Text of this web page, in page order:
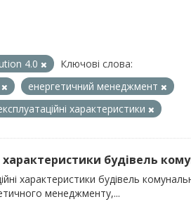
4.0
Ключові слова:
енергетичний менеджмент
характеристики
характеристики будівель
характеристики будівель
менеджменту,...